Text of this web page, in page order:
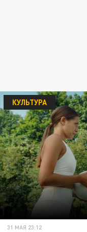
КУЛЬТУРА
31 МАЯ 23:12